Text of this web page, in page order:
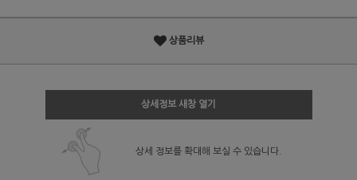
상품리뷰
상세정보 새창 열기
상세 정보를 확대해 보실 수 있습니다.